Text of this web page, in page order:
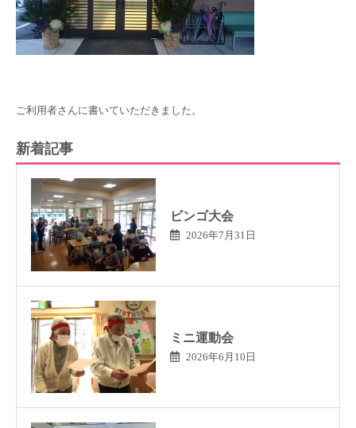
ご利用者さんに書いていただきました。
新着記事
ビンゴ大会
2026年7月31日
ミニ運動会
2026年6月10日